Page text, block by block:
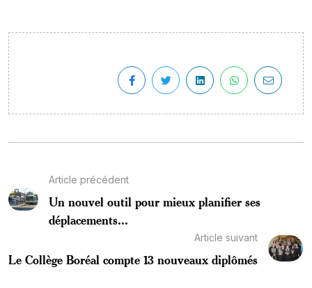
Article précédent
Un nouvel outil pour mieux planifier ses
déplacements...
Article suivant
Le Collège Boréal compte 13 nouveaux diplômés